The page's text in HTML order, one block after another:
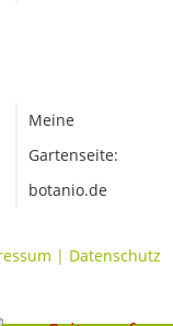
Meine
Gartenseite:
botanio.de
| Datenschutz